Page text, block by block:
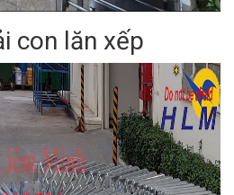
con lăn xếp